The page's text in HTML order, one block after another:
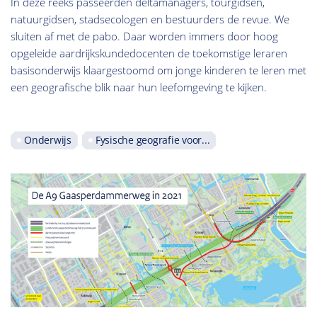
natuurgidsen, stadsecologen en bestuurders de revue. We
sluiten af met de pabo. Daar worden immers door hoog
opgeleide aardrijkskundedocenten de toekomstige leraren
basisonderwijs klaargestoomd om jonge kinderen te leren met
een geografische blik naar hun leefomgeving te kijken.
Onderwijs Fysische geografie voor...